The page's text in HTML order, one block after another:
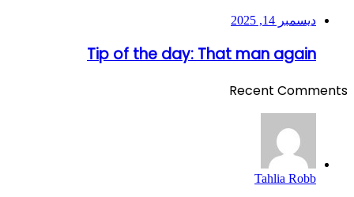
ديسمبر 14, 2025
Tip of the day: That man again
Recent Comments
Tahlia Robb